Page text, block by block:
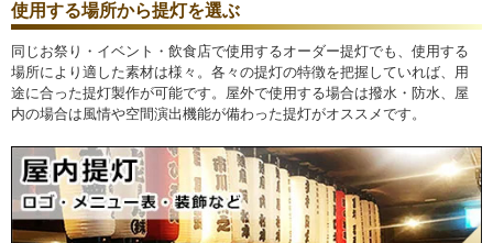
使用する場所から提灯を選ぶ
同じお祭り・イベント・飲食店で使用するオーダー提灯でも、使用する
場所により適した素材は様々。各々の提灯の特徴を把握していれば、用
途に合った提灯製作が可能です。屋外で使用する場合は撥水・防水、屋
内の場合は風情や空間演出機能が備わった提灯がオススメです。